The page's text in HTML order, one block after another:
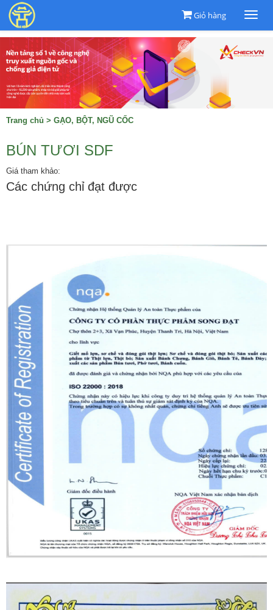
Giỏ hàng
Trang chủ > GẠO, BỘT, NGŨ CỐC
BÚN TƯƠI SDF
Giá tham khảo:
Các chứng chỉ đạt được